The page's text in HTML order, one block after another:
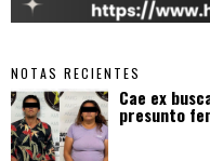
NOTAS RECIENTES
Cae ex
presunto